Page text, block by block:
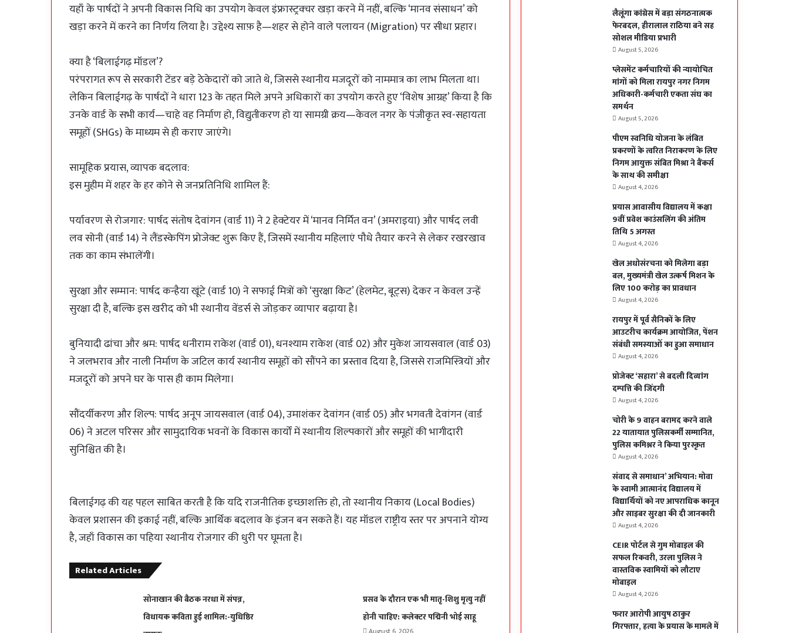
यहाँ के पार्षदों ने अपनी विकास निधि का उपयोग केवल इंफ्रास्ट्रक्चर खड़ा करने में नहीं, बल्कि ‘मानव संसाधन’ को
खड़ा करने में करने का निर्णय लिया है। उद्देश्य साफ़ है—शहर से होने वाले पलायन (Migration) पर सीधा प्रहार।
क्या है ‘बिलाईगढ़ मॉडल’?
परंपरागत रूप से सरकारी टेंडर बड़े ठेकेदारों को जाते थे, जिससे स्थानीय मजदूरों को नाममात्र का लाभ मिलता था।
लेकिन बिलाईगढ़ के पार्षदों ने धारा 123 के तहत मिले अपने अधिकारों का उपयोग करते हुए ‘विशेष आग्रह’ किया है कि
उनके वार्ड के सभी कार्य—चाहे वह निर्माण हो, विद्युतीकरण हो या सामग्री क्रय—केवल नगर के पंजीकृत स्व-सहायता
समूहों (SHGs) के माध्यम से ही कराए जाएंगे।
सामूहिक प्रयास, व्यापक बदलाव:
इस मुहीम में शहर के हर कोने से जनप्रतिनिधि शामिल हैं:
पर्यावरण से रोजगार: पार्षद संतोष देवांगन (वार्ड 11) ने 2 हेक्टेयर में ‘मानव निर्मित वन’ (अमराइया) और पार्षद लवी
लव सोनी (वार्ड 14) ने लैंडस्केपिंग प्रोजेक्ट शुरू किए हैं, जिसमें स्थानीय महिलाएं पौधे तैयार करने से लेकर रखरखाव
तक का काम संभालेंगी।
सुरक्षा और सम्मान: पार्षद कन्हैया खूंटे (वार्ड 10) ने सफाई मित्रों को ‘सुरक्षा किट’ (हेलमेट, बूट्स) देकर न केवल उन्हें
सुरक्षा दी है, बल्कि इस खरीद को भी स्थानीय वेंडर्स से जोड़कर व्यापार बढ़ाया है।
बुनियादी ढांचा और श्रम: पार्षद धनीराम राकेश (वार्ड 01), धनश्याम राकेश (वार्ड 02) और मुकेश जायसवाल (वार्ड 03)
ने जलभराव और नाली निर्माण के जटिल कार्य स्थानीय समूहों को सौंपने का प्रस्ताव दिया है, जिससे राजमिस्त्रियों और
मजदूरों को अपने घर के पास ही काम मिलेगा।
सौंदर्यीकरण और शिल्प: पार्षद अनूप जायसवाल (वार्ड 04), उमाशंकर देवांगन (वार्ड 05) और भगवती देवांगन (वार्ड
06) ने अटल परिसर और सामुदायिक भवनों के विकास कार्यों में स्थानीय शिल्पकारों और समूहों की भागीदारी
सुनिश्चित की है।
बिलाईगढ़ की यह पहल साबित करती है कि यदि राजनीतिक इच्छाशक्ति हो, तो स्थानीय निकाय (Local Bodies)
केवल प्रशासन की इकाई नहीं, बल्कि आर्थिक बदलाव के इंजन बन सकते हैं। यह मॉडल राष्ट्रीय स्तर पर अपनाने योग्य
है, जहाँ विकास का पहिया स्थानीय रोजगार की धुरी पर घूमता है।
Related Articles
सोनाखान की बैठक नरधा में संपन्न,
विधायक कविता हुई शामिल:-युधिष्ठिर
प्रसव के दौरान एक भी मातृ-शिशु मृत्यु नहीं
होनी चाहिए: कलेक्टर पद्मिनी भोई साहू
लैलूंगा कांग्रेस में बड़ा संगठनात्मक
फेरबदल, हीरालाल राठिया बने सह
सोशल मीडिया प्रभारी
August 5, 2026
प्लेसमेंट कर्मचारियों की न्यायोचित
मांगों को मिला रायपुर नगर निगम
अधिकारी-कर्मचारी एकता संघ का
समर्थन
August 5, 2026
पीएम स्वनिधि योजना के लंबित
प्रकरणों के त्वरित निराकरण के लिए
निगम आयुक्त संबित मिश्रा ने बैंकर्स
के साथ की समीक्षा
August 4, 2026
प्रयास आवासीय विद्यालय में कक्षा
9वीं प्रवेश काउंसलिंग की अंतिम
तिथि 5 अगस्त
August 4, 2026
खेल अधोसंरचना को मिलेगा बड़ा
बल, मुख्यमंत्री खेल उत्कर्ष मिशन के
लिए 100 करोड़ का प्रावधान
August 4, 2026
रायपुर में पूर्व सैनिकों के लिए
आउटरीच कार्यक्रम आयोजित, पेंशन
संबंधी समस्याओं का हुआ समाधान
August 4, 2026
प्रोजेक्ट ‘सहारा’ से बदली दिव्यांग
दम्पत्ति की जिंदगी
August 4, 2026
चोरी के 9 वाहन बरामद करने वाले
22 यातायात पुलिसकर्मी सम्मानित,
पुलिस कमिश्नर ने किया पुरस्कृत
August 4, 2026
संवाद से समाधान’ अभियान: मोवा
के स्वामी आत्मानंद विद्यालय में
विद्यार्थियों को नए आपराधिक कानून
और साइबर सुरक्षा की दी जानकारी
August 4, 2026
CEIR पोर्टल से गुम मोबाइल की
सफल रिकवरी, उरला पुलिस ने
वास्तविक स्वामियों को लौटाए
मोबाइल
August 4, 2026
फरार आरोपी आयुष ठाकुर
गिरफ्तार, हत्या के प्रयास के मामले में